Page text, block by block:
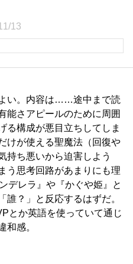
13
い。内容は……途中まで読
能さアピールのために周囲
る構成が悪目立ちしてしま
けが使える聖魔法（回復や
持ち悪いから迫害しよう
う思考回路があまりにも理
デレラ』や『かぐや姫』と
誰？」と反応するはずだ。
とか英語を使っていて通じ
和感。